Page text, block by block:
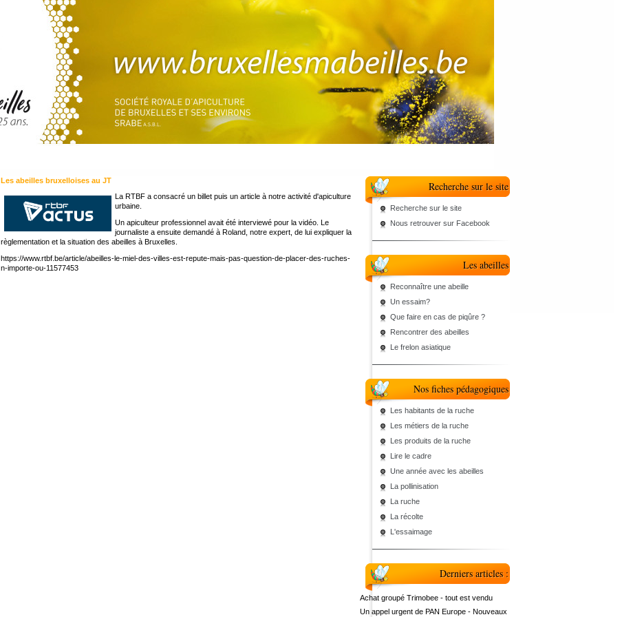
Les abeilles bruxelloises au JT
La RTBF a consacré un billet puis un article à notre activité d'apiculture
urbaine.
Un apiculteur professionnel avait été interviewé pour la vidéo. Le
journaliste a ensuite demandé à Roland, notre expert, de lui expliquer la
règlementation et la situation des abeilles à Bruxelles.
https://www.rtbf.be/article/abeilles-le-miel-des-villes-est-repute-mais-pas-question-de-placer-des-ruches-
n-importe-ou-11577453
Recherche sur le site
Recherche sur le site
Nous retrouver sur Facebook
Les abeilles
Reconnaître une abeille
Un essaim?
Que faire en cas de piqûre ?
Rencontrer des abeilles
Le frelon asiatique
Nos fiches pédagogiques
Les habitants de la ruche
Les métiers de la ruche
Les produits de la ruche
Lire le cadre
Une année avec les abeilles
La pollinisation
La ruche
La récolte
L'essaimage
Derniers articles :
Achat groupé Trimobee - tout est vendu
Un appel urgent de PAN Europe - Nouveaux